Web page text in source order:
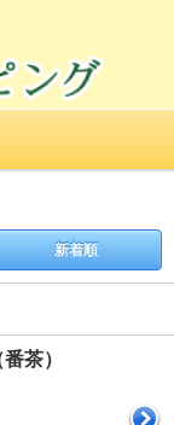
新着順
茶）